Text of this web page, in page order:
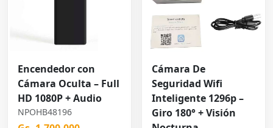
Encendedor con
Cámara Oculta – Full
HD 1080P + Audio
NPOHB48196
Cámara De
Seguridad Wifi
Inteligente 1296p –
Giro 180° + Visión